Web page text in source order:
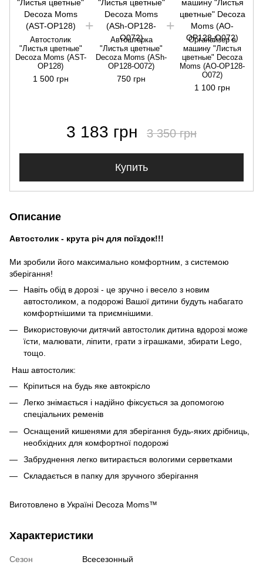
Автостолик
"Листья цветные"
Decoza Moms (AST-
OP128)
1 500 грн
Автошторка
"Листья цветные"
Decoza Moms (АSh-
OP128-О072)
750 грн
Органайзер в
машину "Листья
цветные" Decoza
Moms (АО-ОР128-
О072)
1 100 грн
3 183 грн 3 350 грн
Купить
Описание
Автостолик - крута річ для поїздок!!!
Ми зробили його максимально комфортним, з системою
зберігання!
Навіть обід в дорозі - це зручно і весело з новим
автостоликом, а подорожі Вашої дитини будуть набагато
комфортнішими та приємнішими.
Використовуючи дитячий автостолик дитина вдорозі може
їсти, малювати, ліпити, грати з іграшками, збирати Lego,
тощо.
Наш автостолик:
Кріпиться на будь яке автокрісло
Легко знімається і надійно фіксується за допомогою
спеціальних ременів
Оснащений кишенями для зберігання будь-яких дрібниць,
необхідних для комфортної подорожі
Забруднення легко витирається вологими серветками
Складається в папку для зручного зберігання
Виготовлено в Україні Decoza Moms™
Характеристики
Сезон Всесезонный